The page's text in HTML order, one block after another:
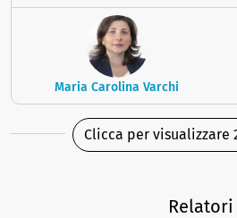
Maria Carolina Varchi
Clicca per visualizzare
Relatori